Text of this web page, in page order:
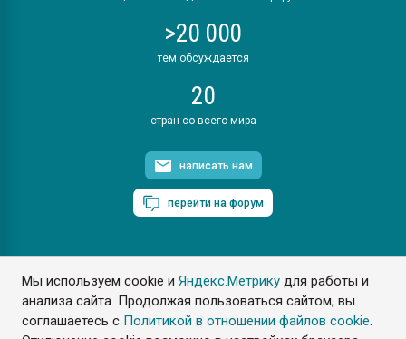
Мы используем cookie иЯндекс.Метрику для работы и
анализа сайта. Продолжая пользоваться сайтом, вы
соглашаетесь с Политикой в отношении файлов cookie.
>20 000
тем обсуждается
20
стран со всего мира
написать нам
перейти на форум
ПластЭксперт © 2006. Все права защищены
Разрешается копирование материалов сайта с обязательной
ссылкой на www.e-plastic.ru